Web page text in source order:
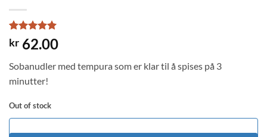
Rated5
out of 5
1
customer
rating
kr 62.00
Sobanudler med tempura som er klar til å spises på 3
minutter!
Out of stock